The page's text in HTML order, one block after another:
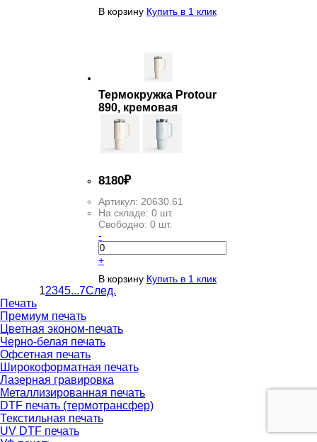
В корзину Купить в 1 клик
Термокружка Protour
890, кремовая
8180₽
Артикул: 20630.61
На складе: 0 шт.
Свободно: 0 шт.
-
+
В корзину Купить в 1 клик
12345...7След.
Печать
Премиум печать
Цветная эконом-печать
Черно-белая печать
Офсетная печать
Широкоформатная печать
Лазерная гравировка
Металлизированная печать
DTF печать (термотрансфер)
Текстильная печать
UV DTF печать